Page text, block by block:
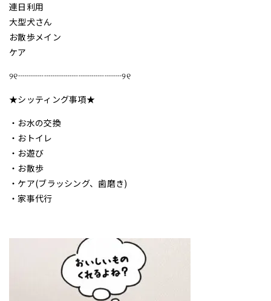
連日利用
大型犬さん
お散歩メイン
ケア
୨୧┈┈┈┈┈┈┈┈┈┈┈┈୨୧
★シッティング事項★
・お水の交換
・おトイレ
・お遊び
・お散歩
・ケア(ブラッシング、歯磨き)
・家事代行